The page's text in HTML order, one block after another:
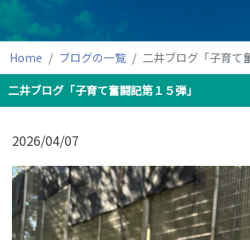
Home ブログの一覧 二井ブログ「子育て
二井ブログ「子育て奮闘記第１５弾」
2026/04/07